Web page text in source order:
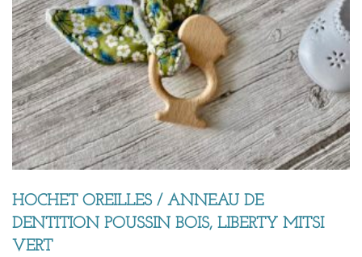
HOCHET OREILLES / ANNEAU DE
DENTITION POUSSIN BOIS, LIBERTY MITSI
VERT